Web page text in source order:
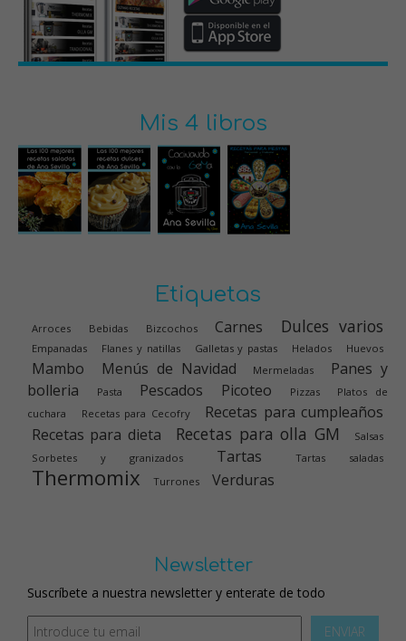
Mis 4 libros
Etiquetas
Arroces Bebidas Bizcochos Carnes Dulces varios
Empanadas Flanes y natillas Galletas y pastas Helados Huevos
Mambo Menús de Navidad Mermeladas
Panes y
bolleria
Pasta Pescados Picoteo Pizzas
Platos de
cuchara
Recetas para Cecofry
Recetas para cumpleaños
Recetas para dieta
Recetas para olla GM
Salsas
Sorbetes y granizados
Tartas Tartas saladas
Thermomix Turrones Verduras
Newsletter
Suscríbete a nuestra newsletter y enterate de todo
ENVIAR